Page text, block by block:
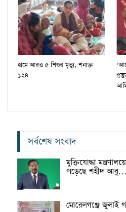
হামে আরও ৫ শিশুর মৃত্যু, শনাক্ত
১২৪
সর্বশেষ সংবাদ
মুক্তিযোদ্ধা
পড়েছে শহীদ আবু…
মোরেলগঞ্জে জুলাই